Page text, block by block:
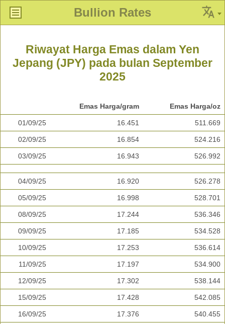
Bullion Rates
Riwayat Harga Emas dalam Yen
Jepang (JPY) pada bulan September
2025
Emas Harga/gram Emas Harga/oz
01/09/25 16.451 511.669
02/09/25 16.854 524.216
03/09/25 16.943 526.992
04/09/25 16.920 526.278
05/09/25 16.998 528.701
08/09/25 17.244 536.346
09/09/25 17.185 534.528
10/09/25 17.253 536.614
11/09/25 17.197 534.900
12/09/25 17.302 538.144
15/09/25 17.428 542.085
16/09/25 17.376 540.455